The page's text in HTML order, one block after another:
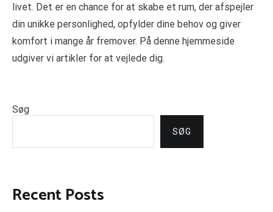
livet. Det er en chance for at skabe et rum, der afspejler
din unikke personlighed, opfylder dine behov og giver
komfort i mange år fremover. På denne hjemmeside
udgiver vi artikler for at vejlede dig.
Søg
SØG
Recent Posts